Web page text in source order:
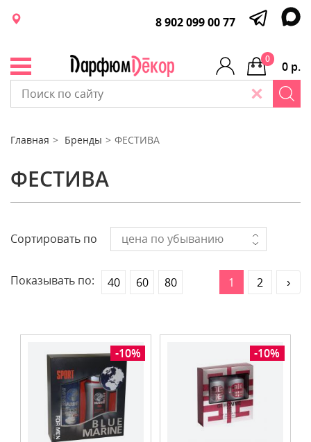
8 902 099 00 77
0 р.
0
Главная Бренды ФЕСТИВА
ФЕСТИВА
Сортировать по цена по убыванию
Показывать по: 40 60 80 1 2 ›
-10% -10%